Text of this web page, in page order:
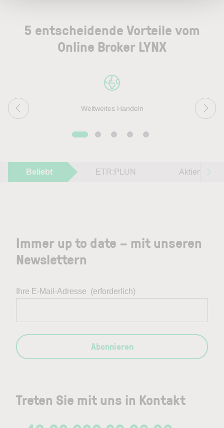
5 entscheidende Vorteile vom
Online Broker LYNX
Weltweites Handeln
Beliebt ETR:PLUN Aktien im
Treten Sie mit uns in Kontakt
Immer up to date – mit unseren
Newslettern
Ihre E-Mail-Adresse (erforderlich)
Abonnieren